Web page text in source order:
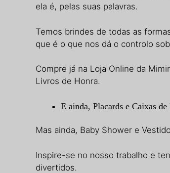
ela é, pelas suas palavras.
Temos brindes de todas as
que é o que nos dá o controlo
Compre já na Loja Online da
Livros de Honra.
E ainda, Placards e Caixas
Mas ainda, Baby Shower e
Inspire-se no nosso trabalho e
divertidos.